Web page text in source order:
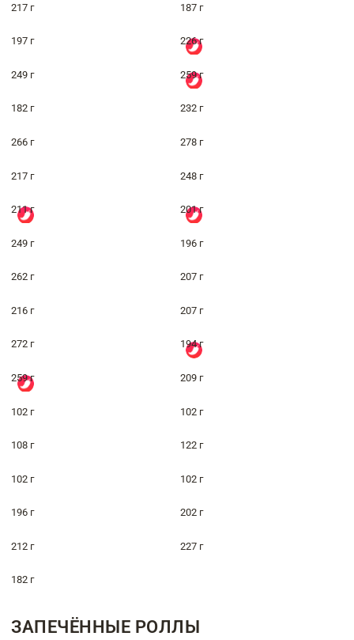
217 г 187 г
197 г 226 г
249 г 259 г
182 г 232 г
266 г 278 г
217 г 248 г
211 г 201 г
249 г 196 г
262 г 207 г
216 г 207 г
272 г 194 г
259 г 209 г
102 г 102 г
108 г 122 г
102 г 102 г
196 г 202 г
212 г 227 г
182 г
ЗАПЕЧЁННЫЕ РОЛЛЫ